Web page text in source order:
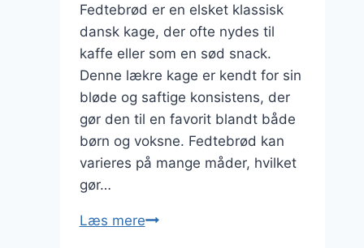
Fedtebrød er en elsket klassisk
dansk kage, der ofte nydes til
kaffe eller som en sød snack.
Denne lækre kage er kendt for sin
bløde og saftige konsistens, der
gør den til en favorit blandt både
børn og voksne. Fedtebrød kan
varieres på mange måder, hvilket
gør…
Læs mereFedtebrød